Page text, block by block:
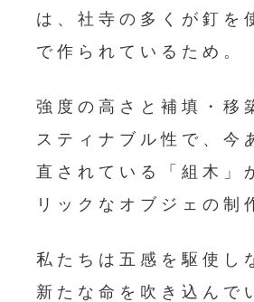
は、社寺の多くが釘を
で作られているため。
強度の高さと補填・移
スティナブル性で、今
直されている「組木」
リックなオブジェの制
私たちは五感を駆使し
新たな命を吹き込んで